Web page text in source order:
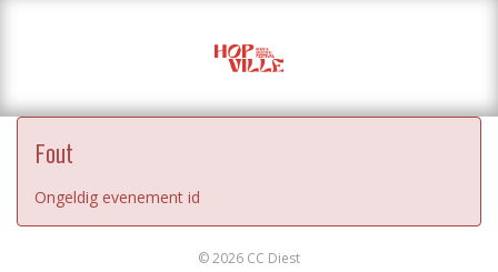
Fout
Ongeldig evenement id
© 2026 CC Diest